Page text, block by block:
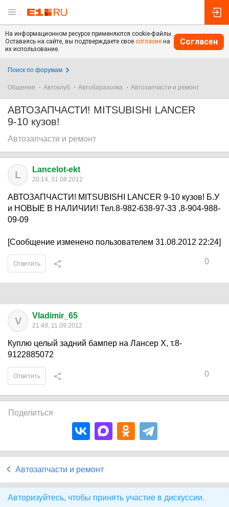
На информационном ресурсе применяются cookie-файлы.
Оставаясь на сайте, вы подтверждаете свое согласие на
их использование.
Согласен
Поиск по форумам
Общение Автоклуб Автобарахолка Автозапчасти и ремонт
АВТОЗАПЧАСТИ! MITSUBISHI LANCER
9-10 кузов!
Автозапчасти и ремонт
L Lancelot-ekt
20:14, 31.08.2012
АВТОЗАПЧАСТИ! MITSUBISHI LANCER 9-10 кузов! Б.У
и НОВЫЕ В НАЛИЧИИ! Тел.8-982-638-97-33 ,8-904-988-
09-09
[Сообщение изменено пользователем 31.08.2012 22:24]
0
Ответить
V Vladimir_65
21:49, 11.09.2012
Куплю целый задний бампер на Лансер Х, т.8-
9122885072
0
Ответить
Поделиться
Автозапчасти и ремонт
Авторизуйтесь, чтобы принять участие в дискуссии.